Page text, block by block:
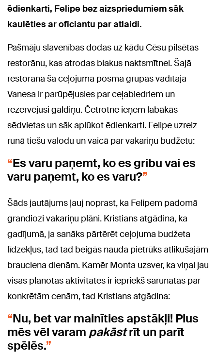
ēdienkarti, Felipe bez aizspriedumiem sāk
kaulēties ar oficiantu par atlaidi.
Pašmāju slavenības dodas uz kādu Cēsu pilsētas
restorānu, kas atrodas blakus naktsmītnei. Šajā
restorānā šā ceļojuma posma grupas vadītāja
Vanesa ir parūpējusies par ceļabiedriem un
rezervējusi galdiņu. Četrotne ieņem labākās
sēdvietas un sāk aplūkot ēdienkarti. Felipe uzreiz
runā tiešu valodu un vaicā par vakariņu budžetu:
Es varu paņemt, ko es gribu vai es
varu paņemt, ko es varu?
Šāds jautājums ļauj noprast, ka Felipem padomā
grandiozi vakariņu plāni. Kristians atgādina, ka
gadījumā, ja sanāks pārtērēt ceļojuma budžeta
līdzekļus, tad tad beigās nauda pietrūks atlikušajām
brauciena dienām. Kamēr Monta uzsver, ka viņai jau
visas plānotās aktivitātes ir iepriekš sarunātas par
konkrētām cenām, tad Kristians atgādina:
Nu, bet var mainīties apstākļi! Plus
mēs vēl varam pakāstrīt un parīt
spēlēs.